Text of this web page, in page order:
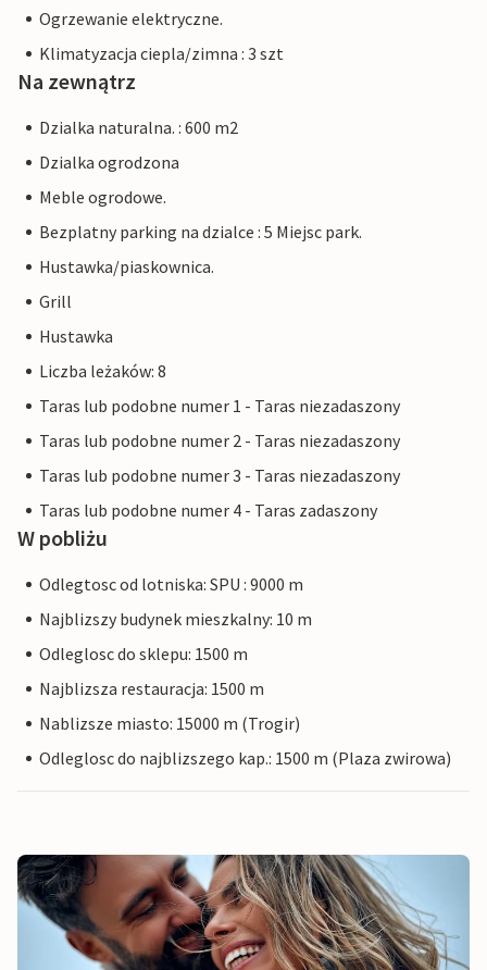
Ogrzewanie elektryczne.
Klimatyzacja ciepla/zimna : 3 szt
Na zewnątrz
Dzialka naturalna. : 600 m2
Dzialka ogrodzona
Meble ogrodowe.
Bezplatny parking na dzialce : 5 Miejsc park.
Hustawka/piaskownica.
Grill
Hustawka
Liczba leżaków: 8
Taras lub podobne numer 1 - Taras niezadaszony
Taras lub podobne numer 2 - Taras niezadaszony
Taras lub podobne numer 3 - Taras niezadaszony
Taras lub podobne numer 4 - Taras zadaszony
W pobliżu
Odlegtosc od lotniska: SPU : 9000 m
Najblizszy budynek mieszkalny: 10 m
Odleglosc do sklepu: 1500 m
Najblizsza restauracja: 1500 m
Nablizsze miasto: 15000 m (Trogir)
Odleglosc do najblizszego kap.: 1500 m (Plaza zwirowa)